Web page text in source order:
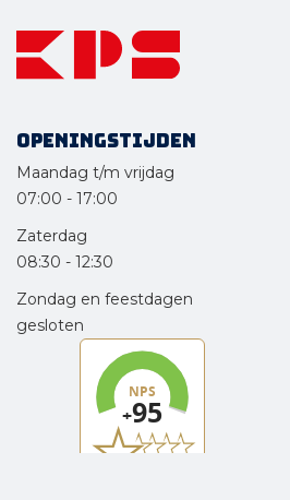
Openingstijden
Maandag t/m vrijdag
07:00 - 17:00
Zaterdag
08:30 - 12:30
Zondag en feestdagen
gesloten